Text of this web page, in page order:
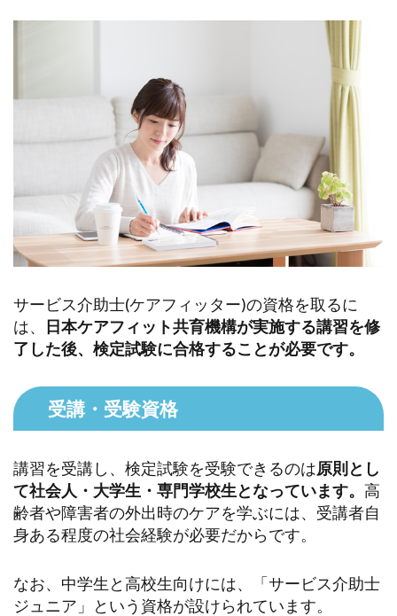
サービス介助士(ケアフィッター)の資格を取るに
は、
日本ケアフィット共育機構が実施する講習を修
了した後、検定試験に合格することが必要です。
受講・受験資格
講習を受講し、検定試験を受験できるのは原則とし
て社会人・大学生・専門学校生となっています。 高
齢者や障害者の外出時のケアを学ぶには、受講者自
身ある程度の社会経験が必要だからです。
なお、中学生と高校生向けには、「サービス介助士
ジュニア」という資格が設けられています。